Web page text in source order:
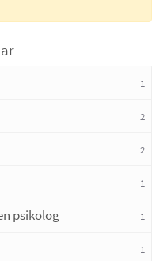
1
2
2
1
psikolog 1
1